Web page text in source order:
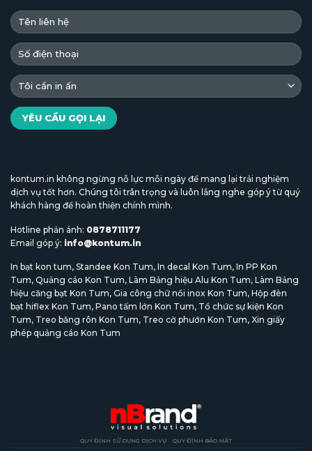
kontum.in không ngừng nỗ lực mỗi ngày để mang lại trải nghiệm
dịch vụ tốt hơn. Chúng tôi trân trọng và luôn lắng nghe góp ý từ quý
khách hàng để hoàn thiện chính mình.
Hotline phản ánh: 0878711177
Email góp ý: info@kontum.in
In bạt kon tum, Standee Kon Tum, In decal Kon Tum, In PP Kon
Tum, Quảng cáo Kon Tum, Làm Bảng hiệu Alu Kon Tum, Làm Bảng
hiệu căng bạt Kon Tum, Gia công chữ nổi inox Kon Tum, Hộp đèn
bạt hiflex Kon Tum, Pano tấm lớn Kon Tum, Tổ chức sự kiện Kon
Tum, Treo băng rôn Kon Tum, Treo cờ phướn Kon Tum, Xin giấy
phép quảng cáo Kon Tum
QUY ĐỊNH SỬ DỤNG DỊCH VỤ QUY ĐỊNH BẢO MẬT